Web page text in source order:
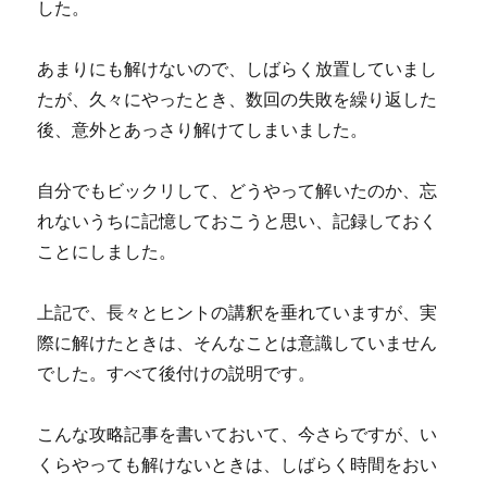
した。
あまりにも解けないので、しばらく放置していまし
たが、久々にやったとき、数回の失敗を繰り返した
後、意外とあっさり解けてしまいました。
自分でもビックリして、どうやって解いたのか、忘
れないうちに記憶しておこうと思い、記録しておく
ことにしました。
上記で、長々とヒントの講釈を垂れていますが、実
際に解けたときは、そんなことは意識していません
でした。すべて後付けの説明です。
こんな攻略記事を書いておいて、今さらですが、い
くらやっても解けないときは、しばらく時間をおい